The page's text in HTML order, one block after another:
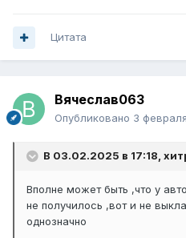
Цитата
Вячеслав063
Опубликовано 3
В 03.02.2025 в 17:18,
Вполне может быть ,что у
не получилось ,вот и не
однозначно